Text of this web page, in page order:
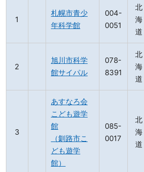
札幌市青少
年科学館
004-
0051
北
海
道
旭川市科学
館サイパル
078-
8391
北
海
道
あすなろ会
こども遊学
館
（釧路市こ
ども遊学
館）
085-
0017
北
海
道